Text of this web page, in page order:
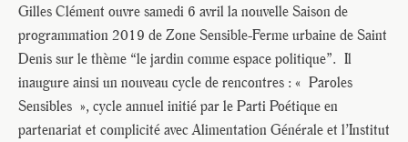
Gilles Clément ouvre samedi 6 avril la nouvelle Saison de
programmation 2019 de Zone Sensible-Ferme urbaine de Saint
Denis sur le thème “le jardin comme espace politique”. Il
inaugure ainsi un nouveau cycle de rencontres : « Paroles
Sensibles », cycle annuel initié par le Parti Poétique en
partenariat et complicité avec Alimentation Générale et l’Institut